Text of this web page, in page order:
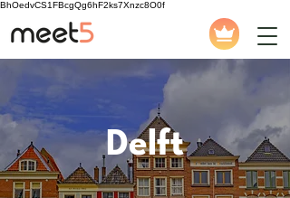
BhOedvCS1FBcgQg6hF2ks7Xnzc8O0f
Delft